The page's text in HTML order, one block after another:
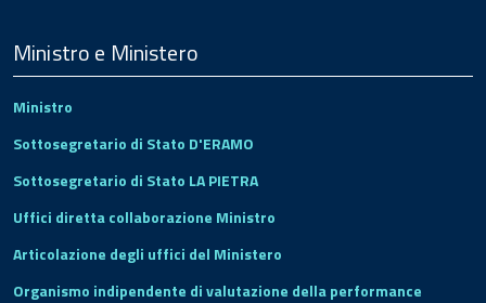
Footer
Ministro e Ministero
Ministro
Sottosegretario di Stato D'ERAMO
Sottosegretario di Stato LA PIETRA
Uffici diretta collaborazione Ministro
Articolazione degli uffici del Ministero
Organismo indipendente di valutazione della performance